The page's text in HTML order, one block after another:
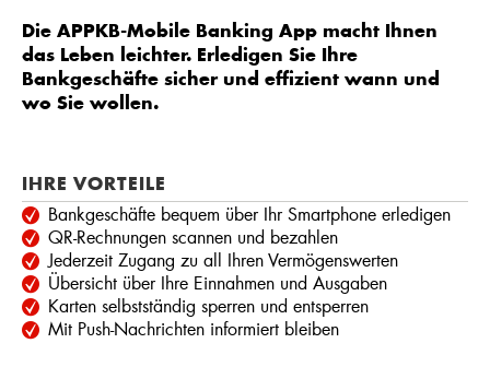
Die APPKB-Mobile Banking App macht Ihnen
das Leben leichter. Erledigen Sie Ihre
Bankgeschäfte sicher und effizient wann und
wo Sie wollen.
IHRE VORTEILE
Bankgeschäfte bequem über Ihr Smartphone erledigen
QR-Rechnungen scannen und bezahlen
Jederzeit Zugang zu all Ihren Vermögenswerten
Übersicht über Ihre Einnahmen und Ausgaben
Karten selbstständig sperren und entsperren
Mit Push-Nachrichten informiert bleiben